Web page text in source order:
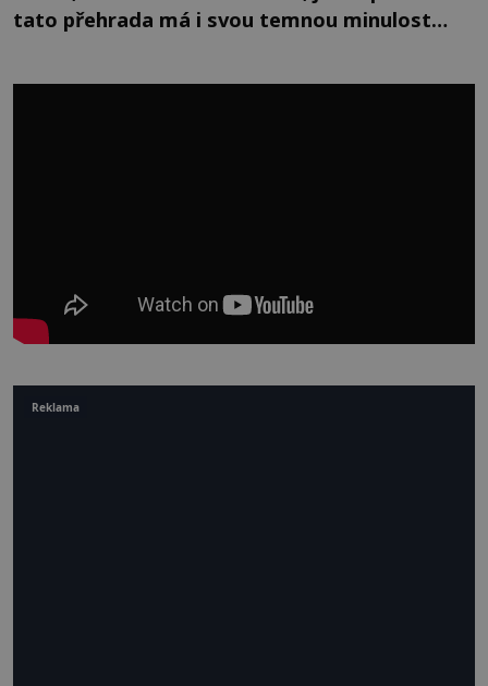
tato přehrada má i svou temnou minulost…
Reklama